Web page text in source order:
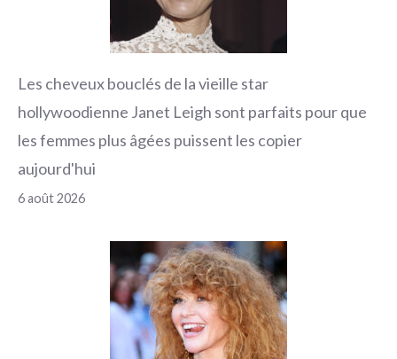
Les cheveux bouclés de la vieille star
hollywoodienne Janet Leigh sont parfaits pour que
les femmes plus âgées puissent les copier
aujourd'hui
6 août 2026